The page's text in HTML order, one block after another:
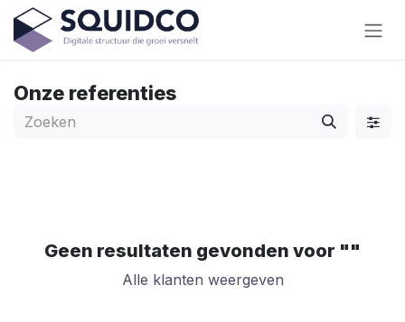
Overslaan naar inhoud
Onze referenties
Geen resultaten gevonden voor ""
Alle klanten weergeven